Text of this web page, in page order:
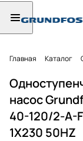
Главная Каталог
насос
40-120/2-A-
1X230 50HZ